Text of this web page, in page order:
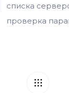
списка
проверка